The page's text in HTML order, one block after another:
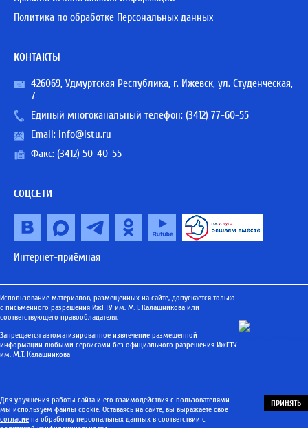
Политика по обработке Персональных данных
КОНТАКТЫ
426069, Удмуртская Республика, г. Ижевск, ул. Студенческая,
7
Единый многоканальный телефон: (3412) 77-60-55
Email: info@istu.ru
Факс: (3412) 50-40-55
СОЦСЕТИ
Интернет-приёмная
Использование материалов, размещенных на сайте, допускается только
с письменного разрешения ИжГТУ им. М.Т. Калашникова или
соответствующего правообладателя.
Запрещается автоматизированное извлечение размещенной
информации любыми сервисами без официального разрешения ИжГТУ
им. М.Т. Калашникова
Для улучшения работы сайта и его взаимодействия с пользователями
мы используем файлы cookie. Оставаясь на сайте, вы выражаете свое
согласие на обработку персональных данных в соответствии с
ПРИНЯТЬ